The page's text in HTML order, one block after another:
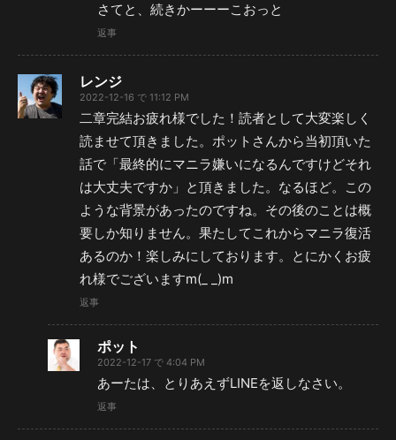
さてと、続きかーーーこおっと
返事
レンジ
2022-12-16 で 11:12 PM
二章完結お疲れ様でした！読者として大変楽しく
読ませて頂きました。ポットさんから当初頂いた
話で「最終的にマニラ嫌いになるんですけどそれ
は大丈夫ですか」と頂きました。なるほど。この
ような背景があったのですね。その後のことは概
要しか知りません。果たしてこれからマニラ復活
あるのか！楽しみにしております。とにかくお疲
れ様でございますm(_ _)m
返事
ポット
2022-12-17 で 4:04 PM
あーたは、とりあえずLINEを返しなさい。
返事